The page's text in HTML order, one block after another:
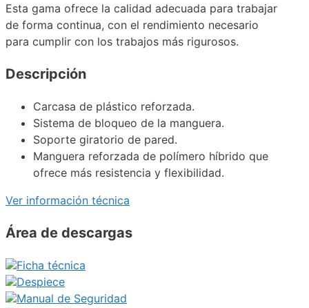
Esta gama ofrece la calidad adecuada para trabajar
de forma continua, con el rendimiento necesario
para cumplir con los trabajos más rigurosos.
Descripción
Carcasa de plástico reforzada.
Sistema de bloqueo de la manguera.
Soporte giratorio de pared.
Manguera reforzada de polímero híbrido que
ofrece más resistencia y flexibilidad.
Ver información técnica
Área de descargas
Ficha técnica
Despiece
Manual de Seguridad